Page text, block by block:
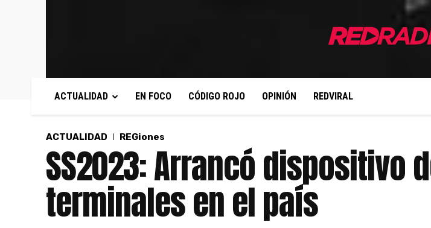
ACTUALIDAD EN FOCO CÓDIGO ROJO OPINIÓN REDVIRAL
ACTUALIDAD REGiones
SS2023: Arrancó dispositivo
terminales en el país